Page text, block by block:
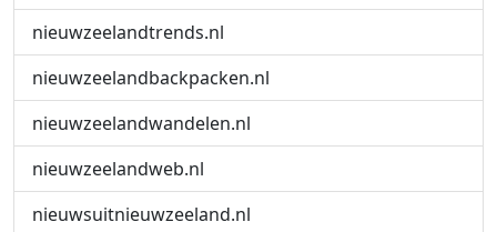
nieuwzeelandtrends.nl
nieuwzeelandbackpacken.nl
nieuwzeelandwandelen.nl
nieuwzeelandweb.nl
nieuwsuitnieuwzeeland.nl